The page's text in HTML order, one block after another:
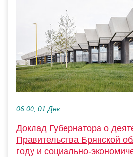
06:00, 01 Дек
Доклад Губернатора о
Правительства Брянской
году и социально-